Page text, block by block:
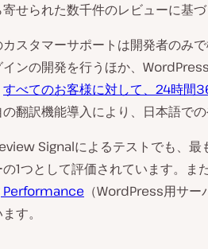
せられた数千件のレビューに基づ
スタマーサポートは開発者のみ
ンの開発を行うほか、
すべてのお客様に対して、24時間
翻訳機能導入により、日本語での
Signalによるテストでも、
1つとして評価されています。ま
Performance （WordPress用サ
す。